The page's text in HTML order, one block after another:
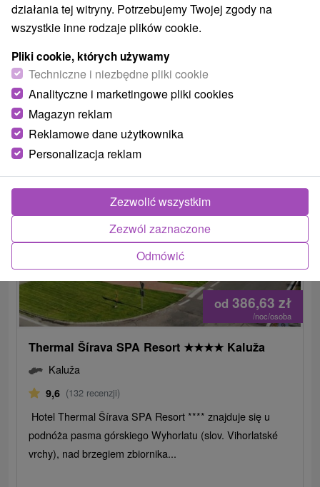
Smižany(1) Kaluža(1)
NAJTAŃSZE NAJDROŻSZE
od 386,63 zł
/noc/osoba
Thermal Šírava SPA Resort ★★★★ Kaluža
Kaluža
9,6 (132 recenzji)
Hotel Thermal Šírava SPA Resort **** znajduje się u
podnóża pasma górskiego Wyhorlatu (slov. Vihorlatské
vrchy), nad brzegiem zbiornika...
działania tej witryny. Potrzebujemy Twojej zgody na
wszystkie inne rodzaje plików cookie.
Pliki cookie, których używamy
Techniczne i niezbędne pliki cookie
Analityczne i marketingowe pliki cookies
Magazyn reklam
Reklamowe dane użytkownika
Personalizacja reklam
Odmówić
Zezwól zaznaczone
Zezwolić wszystkim